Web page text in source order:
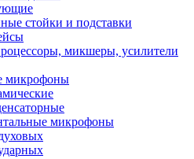
стойки и подставки
микшеры, усилители
микрофоны
микрофоны